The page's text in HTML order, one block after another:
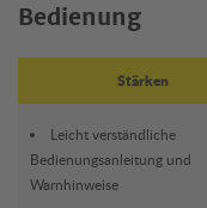
Bedienung
Stärken
Leicht verständliche
Bedienungsanleitung und
Warnhinweise